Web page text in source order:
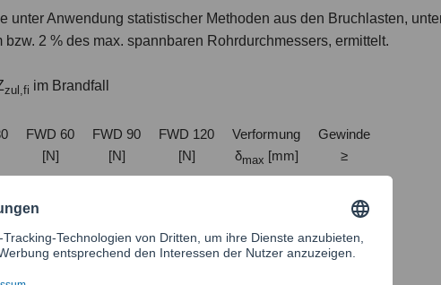
unter Anwendung statistischer Methoden aus den Bruchlasten,
bzw. 2 % des max. spannbaren Rohrdurchmessers, ermittelt.
zul, fi im Brandfall
FWD 60
[N]
FWD 90
[N]
FWD 120
[N]
Verformung
δmax [mm]
Gewinde
≥
M10
100 60 30 43 M10